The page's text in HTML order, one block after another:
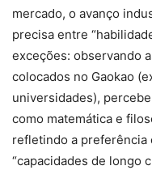
mercado, o avanço
precisa entre
exceções: observando
colocados no Gaokao
universidades),
como matemática e
refletindo a preferência
“capacidades de longo